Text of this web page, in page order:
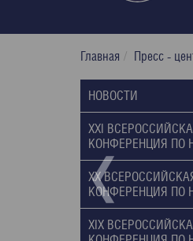
Главная Пресс -
НОВОСТИ
XXI
КОНФЕРЕНЦИЯ ПО
XX
КОНФЕРЕНЦИЯ ПО
XIX